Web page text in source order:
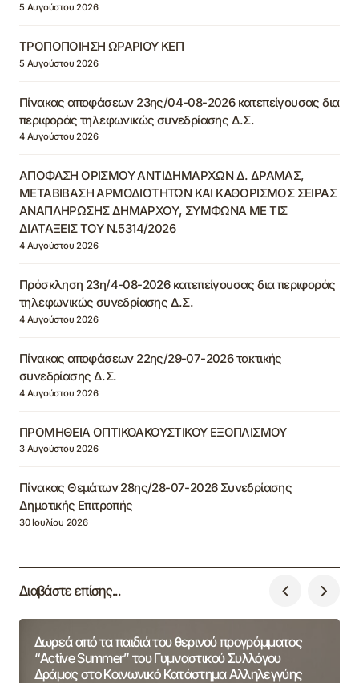
5 Αυγούστου 2026
ΤΡΟΠΟΠΟΙΗΣΗ ΩΡΑΡΙΟΥ ΚΕΠ
5 Αυγούστου 2026
Πίνακας αποφάσεων 23ης/04-08-2026 κατεπείγουσας δια
περιφοράς τηλεφωνικώς συνεδρίασης Δ.Σ.
4 Αυγούστου 2026
ΑΠΟΦΑΣΗ ΟΡΙΣΜΟΥ ΑΝΤΙΔΗΜΑΡΧΩΝ Δ. ΔΡΑΜΑΣ,
ΜΕΤΑΒΙΒΑΣΗ ΑΡΜΟΔΙΟΤΗΤΩΝ ΚΑΙ ΚΑΘΟΡΙΣΜΟΣ ΣΕΙΡΑΣ
ΑΝΑΠΛΗΡΩΣΗΣ ΔΗΜΑΡΧΟΥ, ΣΥΜΦΩΝΑ ΜΕ ΤΙΣ
ΔΙΑΤΑΞΕΙΣ ΤΟΥ Ν.5314/2026
4 Αυγούστου 2026
Πρόσκληση 23η/4-08-2026 κατεπείγουσας δια περιφοράς
τηλεφωνικώς συνεδρίασης Δ.Σ.
4 Αυγούστου 2026
Πίνακας αποφάσεων 22ης/29-07-2026 τακτικής
συνεδρίασης Δ.Σ.
4 Αυγούστου 2026
ΠΡΟΜΗΘΕΙΑ ΟΠΤΙΚΟΑΚΟΥΣΤΙΚΟΥ ΕΞΟΠΛΙΣΜΟΥ
3 Αυγούστου 2026
Πίνακας Θεμάτων 28ης/28-07-2026 Συνεδρίασης
Δημοτικής Επιτροπής
30 Ιουλίου 2026
Διαβάστε επίσης...
Δωρεά από τα παιδιά του θερινού προγράμματος
“Active Summer” του Γυμναστικού Συλλόγου
Δράμας στο Κοινωνικό Κατάστημα Αλληλεγγύης